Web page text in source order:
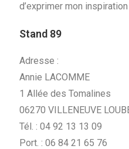
d’exprimer mon
Stand 89
Adresse :
Annie LACOMME
1 Allée des Tomalines
06270 VILLENEUVE
Tél. : 04 92 13 13 09
Port. : 06 84 21 65 76